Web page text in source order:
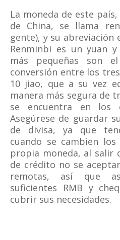
La moneda de este
de China, se llama
gente), y su abreviación
Renminbi es un yuan
más pequeñas son
conversión entre los
10 jiao, que a su vez
manera más segura de
se encuentra en los
Asegúrese de guardar
de divisa, ya que
cuando se cambien
propia moneda, al salir
de crédito no se
remotas, así que
suficientes RMB y
cubrir sus necesidades.